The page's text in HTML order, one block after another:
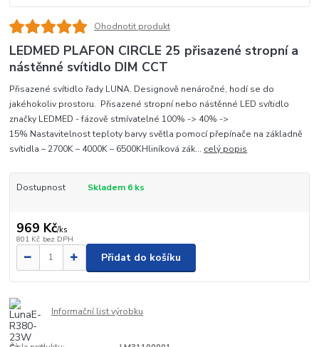
Ohodnotit produkt
LEDMED PLAFON CIRCLE 25 přisazené stropní a
nástěnné svítidlo DIM CCT
Přisazené svítidlo řady LUNA. Designově nenáročné, hodí se do
jakéhokoliv prostoru. Přisazené stropní nebo nástěnné LED svítidlo
značky LEDMED - fázově stmívatelné 100% -> 40% ->
15% Nastavitelnost teploty barvy světla pomocí přepínače na základně
svítidla – 2700K – 4000K – 6500KHliníková zák... celý popis
Dostupnost Skladem 6 ks
969 Kč/ks
801 Kč bez DPH
Přidat do košíku
Informační list výrobku